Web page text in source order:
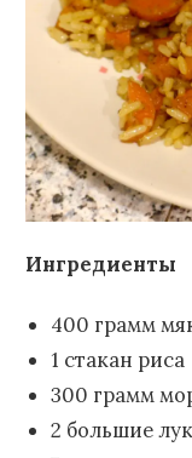
Ингредиенты
400 грамм
1 стакан риса
300 грамм
2 большие